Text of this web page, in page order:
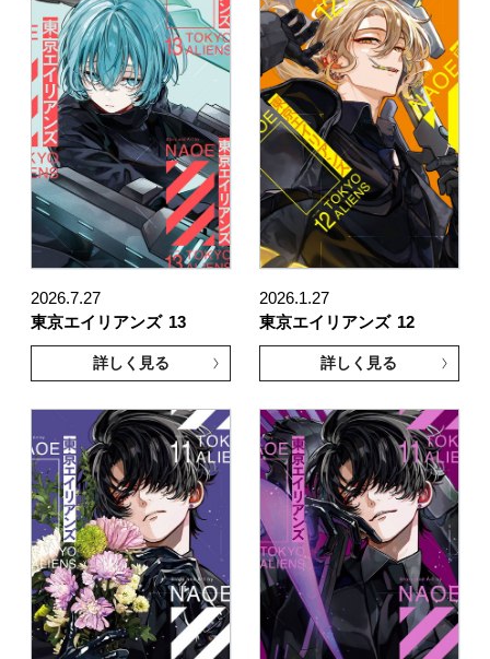
2026.7.27
東京エイリアンズ 13
詳しく見る
2026.1.27
東京エイリアンズ 12
詳しく見る